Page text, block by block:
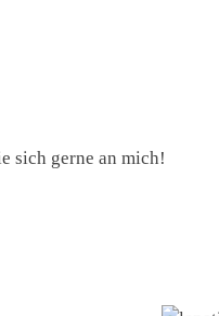
sich gerne an mich!